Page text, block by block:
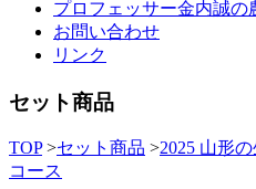
プロフェッサー金内誠の
お問い合わせ
リンク
セット商品
TOP >セット商品 >2025 山形
コース